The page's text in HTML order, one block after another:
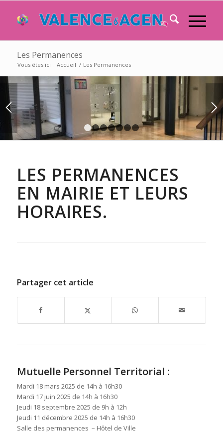
Les Permanences
Vous êtes ici : Accueil / Les Permanences
1 2 3 4 5 6
LES PERMANENCES
EN MAIRIE ET LEURS
HORAIRES.
Partager cet article
Mutuelle Personnel Territorial :
Mardi 18 mars 2025 de 14h à 16h30
Mardi 17 juin 2025 de 14h à 16h30
Jeudi 18 septembre 2025 de 9h à 12h
Jeudi 11 décembre 2025 de 14h à 16h30
Salle des permanences – Hôtel de Ville